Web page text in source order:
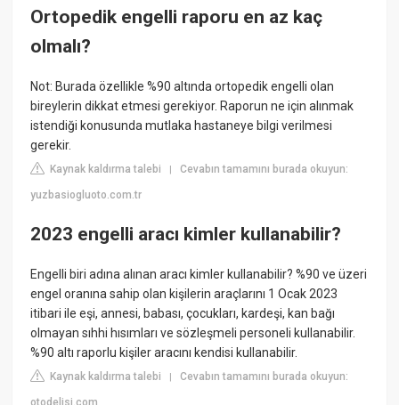
Ortopedik engelli raporu en az kaç
olmalı?
Not: Burada özellikle %90 altında ortopedik engelli olan
bireylerin dikkat etmesi gerekiyor. Raporun ne için alınmak
istendiği konusunda mutlaka hastaneye bilgi verilmesi
gerekir.
Kaynak kaldırma talebi |Cevabın tamamını burada okuyun:
yuzbasiogluoto.com.tr
2023 engelli aracı kimler kullanabilir?
Engelli biri adına alınan aracı kimler kullanabilir? %90 ve üzeri
engel oranına sahip olan kişilerin araçlarını 1 Ocak 2023
itibari ile eşi, annesi, babası, çocukları, kardeşi, kan bağı
olmayan sıhhi hısımları ve sözleşmeli personeli kullanabilir.
%90 altı raporlu kişiler aracını kendisi kullanabilir.
Kaynak kaldırma talebi |Cevabın tamamını burada okuyun: